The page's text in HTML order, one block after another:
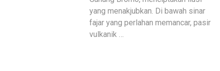
yang menakjubkan. Di bawah sinar
fajar yang perlahan memancar, pasir
vulkanik …